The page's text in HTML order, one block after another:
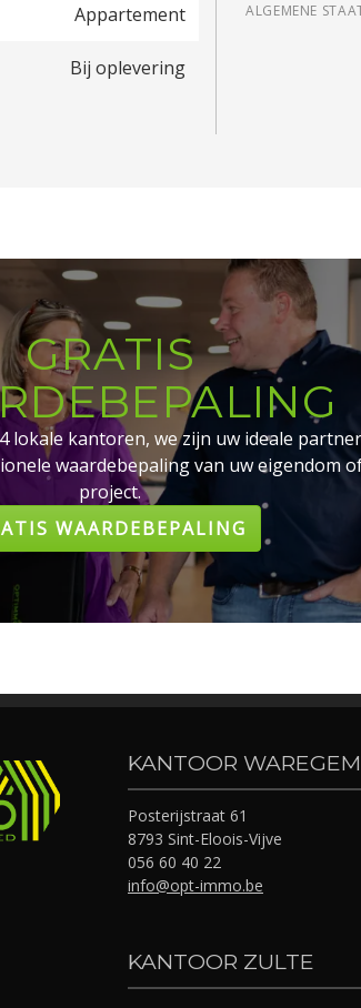
Appartement
Bij oplevering
ALGEMENE
GRATIS
lokale kantoren, we zijn uw ideale partner
waardebepaling van uw eigendom
project.
WAARDEBEPALING
KANTOOR WAREGEM
Posterijstraat 61
8793 Sint-Eloois-Vijve
056 60 40 22
info@opt-immo.be
KANTOOR ZULTE